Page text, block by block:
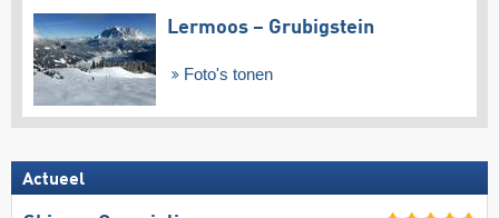
Lermoos – Grubigstein
Foto's tonen
Actueel